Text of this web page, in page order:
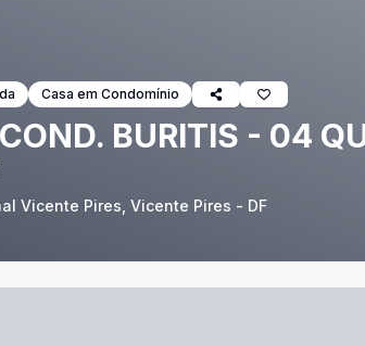
Casa em Condomínio
BURITIS - 04
Vicente Pires, Vicente Pires - DF